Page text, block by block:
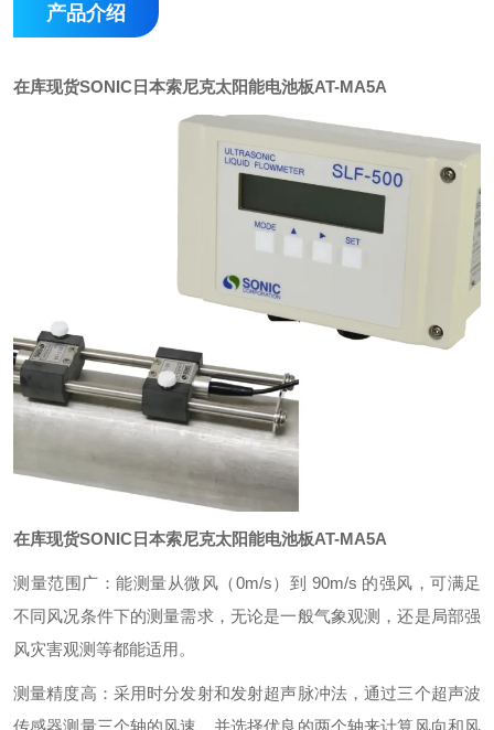
产品介绍
在库现货SONIC日本索尼克太阳能电池板AT-MA5A
在库现货SONIC日本索尼克太阳能电池板AT-MA5A
测量范围广：能测量从微风（0m/s）到 90m/s 的强风，可满足
不同风况条件下的测量需求，无论是一般气象观测，还是局部强
风灾害观测等都能适用。
测量精度高：采用时分发射和发射超声脉冲法，通过三个超声波